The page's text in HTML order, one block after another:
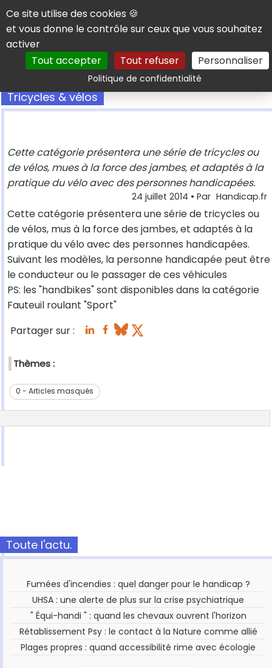
Panneau de gestion des cookies
Ce site utilise des cookies 🍪
et vous donne le contrôle sur ceux que vous souhaitez
activer
Tout accepter
Tout refuser Personnaliser
Politique de confidentialitéRechercher
Tricycles & vélos
Cette catégorie présentera une série de tricycles ou
de vélos, mues à la force des jambes, et adaptés à la
pratique du vélo avec des personnes handicapées.
24 juillet 2014 • Par Handicap.fr
Cette catégorie présentera une série de tricycles ou
de vélos, mus à la force des jambes, et adaptés à la
pratique du vélo avec des personnes handicapées.
Suivant les modèles, la personne handicapée peut être
le conducteur ou le passager de ces véhicules
PS: les "handbikes" sont disponibles dans la catégorie
Fauteuil roulant "Sport"
Partager sur :
Thèmes :
0 - Articles masqués
Toute l'actu.
Fumées d'incendies : quel danger pour le handicap ?
UHSA : une alerte de plus sur la crise psychiatrique
" Équi-handi " : quand les chevaux ouvrent l'horizon
Rétablissement Psy : le contact à la Nature comme allié
Plages propres : quand accessibilité rime avec écologie